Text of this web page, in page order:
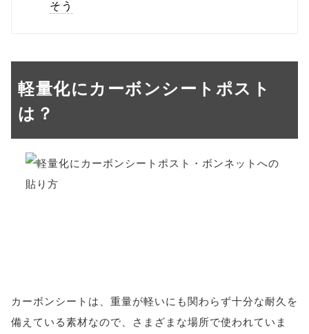
そう
軽量化にカーボンシートポスト
は？
カーボンシートは、重量が軽いにも関わらず十分な耐久を
備えている素材なので、さまざまな場所で使われていま